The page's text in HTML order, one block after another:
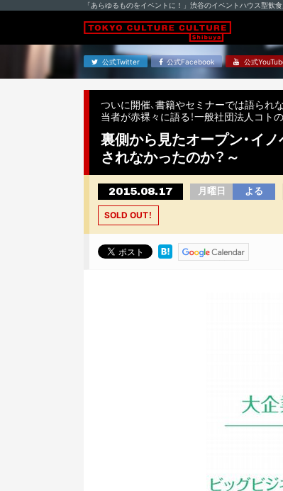
「あらゆるものをイベントに！」渋谷のイベントハウス型飲
公式Twitter 公式Facebook 公式
ついに開催、書籍やセミナーでは語ら
当者が赤裸々に語る！一般社団法人コト
裏側から見たオープン・イ
されなかったのか？～
2015.08.17 月曜日 よる
SOLD OUT！